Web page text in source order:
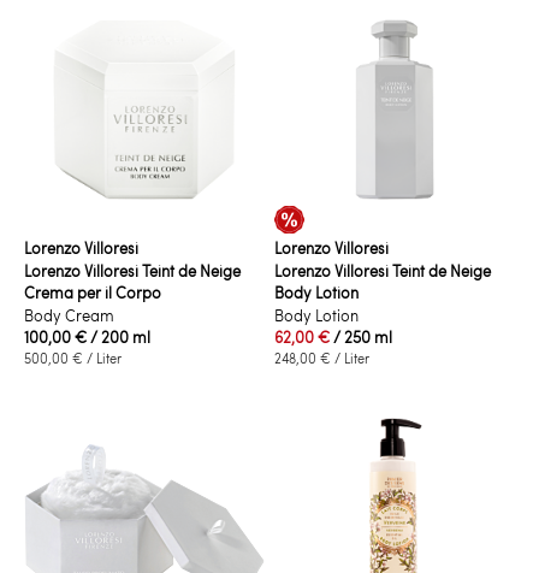
Lorenzo Villoresi
Lorenzo Villoresi Teint de Neige
Crema per il Corpo
Body Cream
100,00 €/ 200 ml
500,00 € / Liter
Lorenzo Villoresi
Lorenzo Villoresi Teint de Neige
Body Lotion
Body Lotion
62,00 €/ 250 ml
248,00 € / Liter